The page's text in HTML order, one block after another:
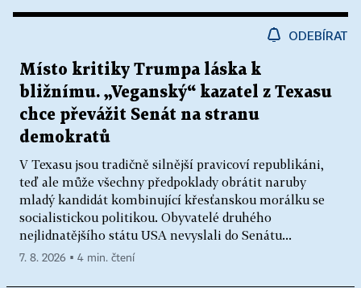
ODEBÍRAT
Místo kritiky Trumpa láska k
bližnímu. „Veganský“ kazatel z Texasu
chce převážit Senát na stranu
demokratů
V Texasu jsou tradičně silnější pravicoví republikáni,
teď ale může všechny předpoklady obrátit naruby
mladý kandidát kombinující křesťanskou morálku se
socialistickou politikou. Obyvatelé druhého
nejlidnatějšího státu USA nevyslali do Senátu...
7. 8. 2026 ▪ 4 min. čtení